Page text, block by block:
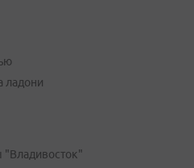
ладони
"Владивосток"